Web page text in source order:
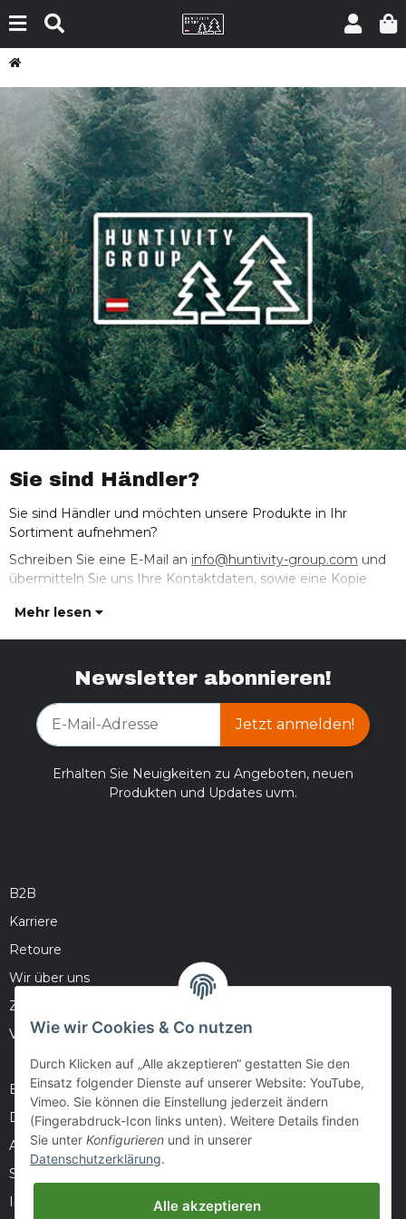
Sie sind Händler?
Sie sind Händler und möchten unsere Produkte in Ihr
Sortiment aufnehmen?
Schreiben Sie eine E-Mail an info@huntivity-group.com und
übermitteln Sie uns Ihre Kontaktdaten, sowie eine Kopie
Mehr lesen
Newsletter abonnieren!
Jetzt anmelden!
Erhalten Sie Neuigkeiten zu Angeboten, neuen
Produkten und Updates uvm.
B2B
Karriere
Retoure
Wir über uns
Zahlungsmöglichkeiten
Versandinformationen
Barrierefreiheitserklärung
Datenschutz
AGB
Sitemap
Impressum
Wie wir Cookies & Co nutzen
Durch Klicken auf „Alle akzeptieren“ gestatten Sie den
Einsatz folgender Dienste auf unserer Website: YouTube,
Vimeo. Sie können die Einstellung jederzeit ändern
(Fingerabdruck-Icon links unten). Weitere Details finden
Sie unter Konfigurieren und in unserer
Datenschutzerklärung.
Alle akzeptieren